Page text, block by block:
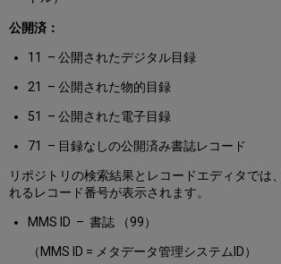
公開済：
11 – 公開されたデジタル目録
21 – 公開された物的目録
51 – 公開された電子目録
71 – 目録なしの公開済み書誌レコード
リポジトリの検索結果とレコードエディタでは
れるレコード番号が表示されます。
MMS ID – 書誌 （99）
（MMS ID = メタデータ管理システムID）